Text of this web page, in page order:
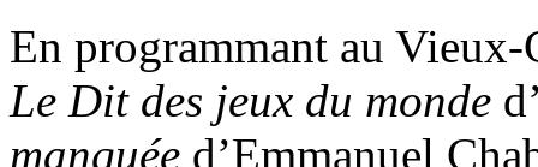
En programmant au
Le Dit des jeux du monde
manquée d’Emmanuel